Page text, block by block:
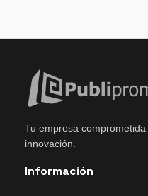
Tu empresa
innovación.
Información